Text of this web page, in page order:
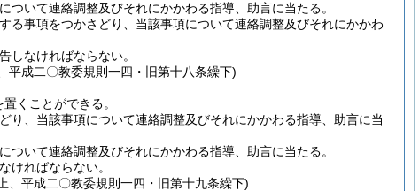
いて連絡調整及びそれにかかわる指導、助言に当たる。
事項をつかさどり、当該事項について連絡調整及びそれにかかわ
しなければならない。
平成二〇教委規則一四・旧第十八条繰下)
くことができる。
、当該事項について連絡調整及びそれにかかわる指導、助言に当
いて連絡調整及びそれにかかわる指導、助言に当たる。
ければならない。
、平成二〇教委規則一四・旧第十九条繰下)